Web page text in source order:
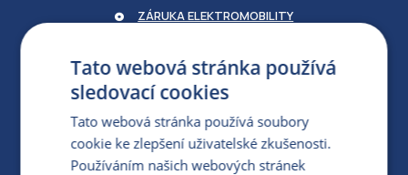
ZÁRUKA ELEKTROMOBILITY
PRO MÉDIA
MÁM DOTAZ KE STÁVAJÍCÍ SMLOUVĚ
Tato webová stránka používá
sledovací cookies
Tato webová stránka používá soubory
cookie ke zlepšení uživatelské zkušenosti.
Používáním našich webových stránek